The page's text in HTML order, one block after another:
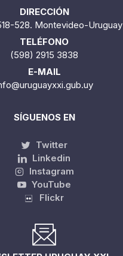
DIRECCIÓN
528. Montevideo-Uruguay
TELÉFONO
(598) 2915 3838
E-MAIL
SÍGUENOS EN
Twitter
Linkedin
Instagram
YouTube
Flickr